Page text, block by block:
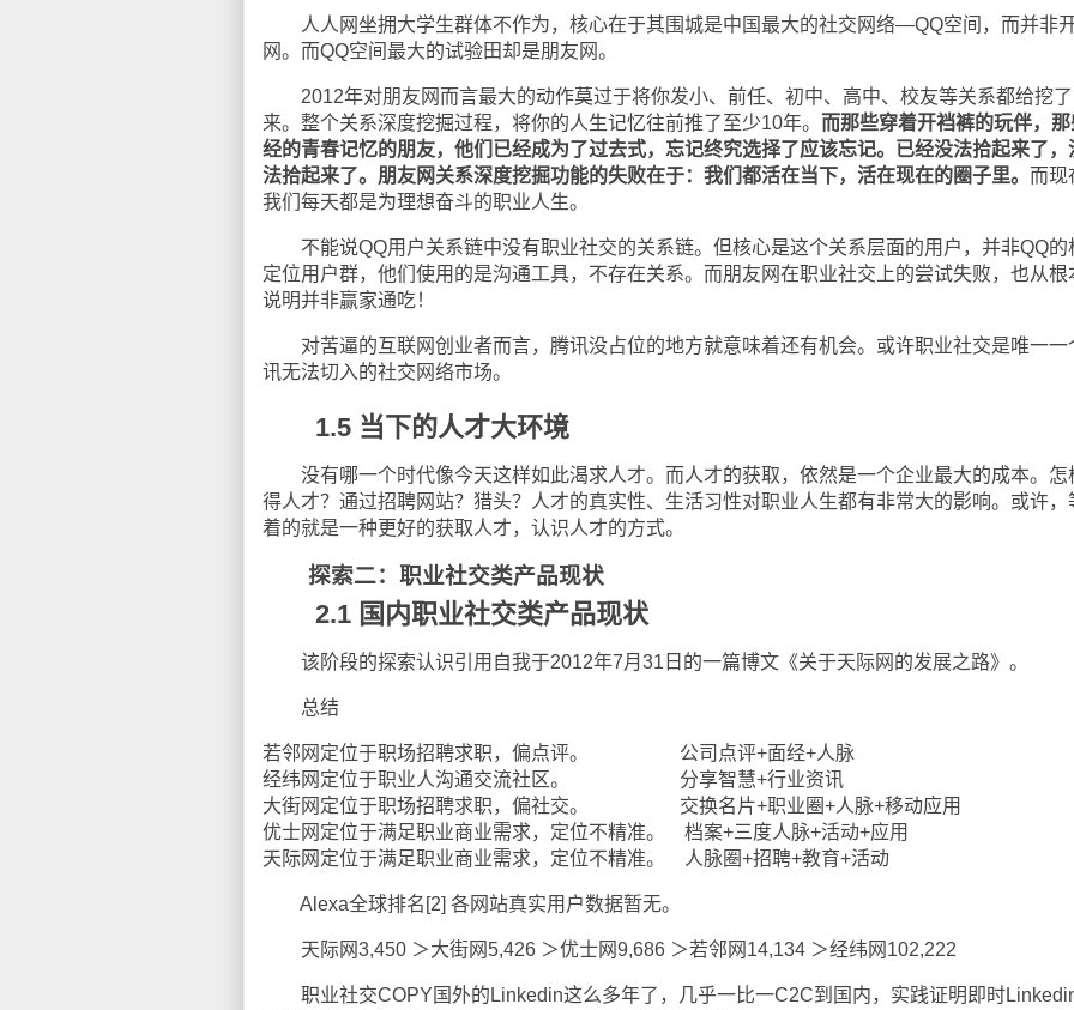
人人网坐拥大学生群体不作为，核心在于其围城是中国最大的社交网络—QQ空间，而并非
网。而QQ空间最大的试验田却是朋友网。
2012年对朋友网而言最大的动作莫过于将你发小、前任、初中、高中、校友等关系都给挖
来。整个关系深度挖掘过程，将你的人生记忆往前推了至少10年。 而那些穿着开裆裤的玩伴，那
经的青春记忆的朋友，他们已经成为了过去式，忘记终究选择了应该忘记。已经没法拾起来了，
法拾起来了。朋友网关系深度挖掘功能的失败在于：我们都活在当下，活在现在的圈子里。 而现
我们每天都是为理想奋斗的职业人生。
不能说QQ用户关系链中没有职业社交的关系链。但核心是这个关系层面的用户，并非QQ的
定位用户群，他们使用的是沟通工具，不存在关系。而朋友网在职业社交上的尝试失败，也从根
说明并非赢家通吃！
对苦逼的互联网创业者而言，腾讯没占位的地方就意味着还有机会。或许职业社交是唯一一
讯无法切入的社交网络市场。
1.5 当下的人才大环境
没有哪一个时代像今天这样如此渴求人才。而人才的获取，依然是一个企业最大的成本。怎
得人才？通过招聘网站？猎头？人才的真实性、生活习性对职业人生都有非常大的影响。或许，
着的就是一种更好的获取人才，认识人才的方式。
探索二：职业社交类产品现状
2.1 国内职业社交类产品现状
该阶段的探索认识引用自我于2012年7月 31 日的一篇博文《关于天际网的发展之路》。
总结
若邻网定位于职场招聘求职，偏点评。 公司点评+面经+人脉
经纬网定位于职业人沟通交流社区。 分享智慧+行业资讯
大街网定位于职场招聘求职，偏社交。 交换名片+职业圈+人脉+移动应用
优士网定位于满足职业商业需求，定位不精准。 档案+三度人脉+活动+应用
天际网定位于满足职业商业需求，定位不精准。 人脉圈+招聘+教育+活动
Alexa全球排名[2] 各网站真实用户数据暂无。
天际网3,450 ＞大街网5,426 ＞优士网9,686 ＞若邻网14,134 ＞经纬网102,222
职业社交COPY国外的Linkedin这么多年了，几乎一比一C2C到国内，实践证明即时